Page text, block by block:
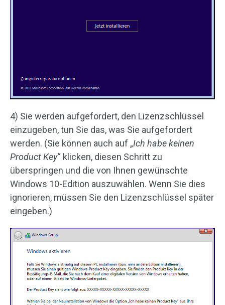
4) Sie werden aufgefordert, den Lizenzschlüssel
einzugeben, tun Sie das, was Sie aufgefordert
werden. (Sie können auch auf „Ich habe keinen
Product Key“ klicken, diesen Schritt zu
überspringen und die von Ihnen gewünschte
Windows 10-Edition auszuwählen. Wenn Sie dies
ignorieren, müssen Sie den Lizenzschlüssel später
eingeben.)